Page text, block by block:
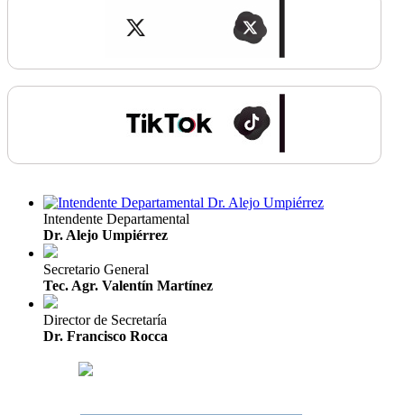
Intendente Departamental
Dr. Alejo Umpiérrez
Secretario General
Tec. Agr. Valentín Martínez
Director de Secretaría
Dr. Francisco Rocca